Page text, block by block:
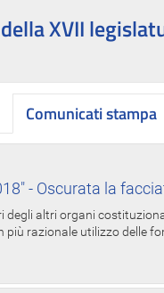
XVII
Comunicati stampa
- Oscurata la
altri organi
razionale utilizzo delle